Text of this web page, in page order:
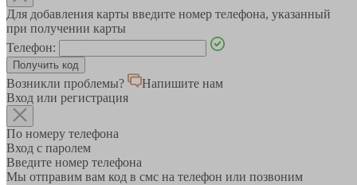
Для добавления карты введите номер телефона, указанный
при получении карты
Телефон:
Возникли проблемы?
Напишите нам
Вход или регистрация
По номеру телефона
Вход с паролем
Введите номер телефона
Мы отправим вам код в смс на телефон или позвоним